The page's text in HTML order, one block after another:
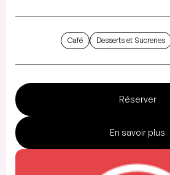
Café Desserts et Sucreries
Réserver
En savoir plus